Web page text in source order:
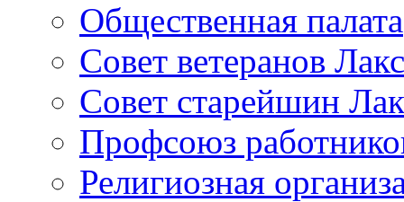
Общественная палата
Совет ветеранов
Совет старейшин
Профсоюз
Религиозная